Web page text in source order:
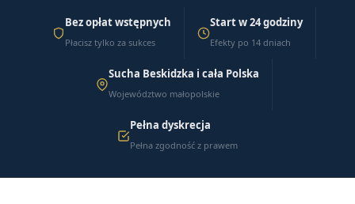
Bez opłat wstępnych
Płacisz tylko za sukces
Start w 24 godziny
Efekty po 14 dniach
Sucha Beskidzka i cała Polska
Województwo małopolskie
Pełna dyskrecja
Pełna zgodność z prawem